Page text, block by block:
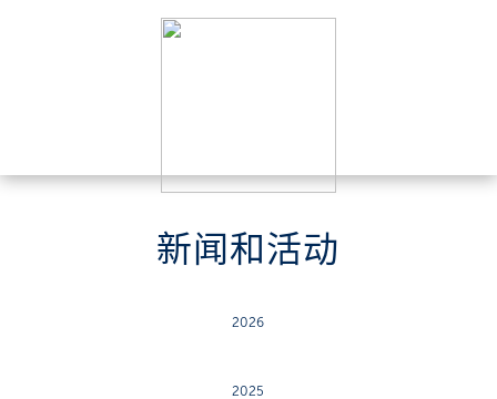
新闻和活动
2026
2025